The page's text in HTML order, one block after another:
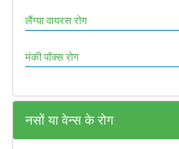
लैंग्या वायरस रोग
मंकी पॉक्स रोग
नसों या वेन्स के रोग